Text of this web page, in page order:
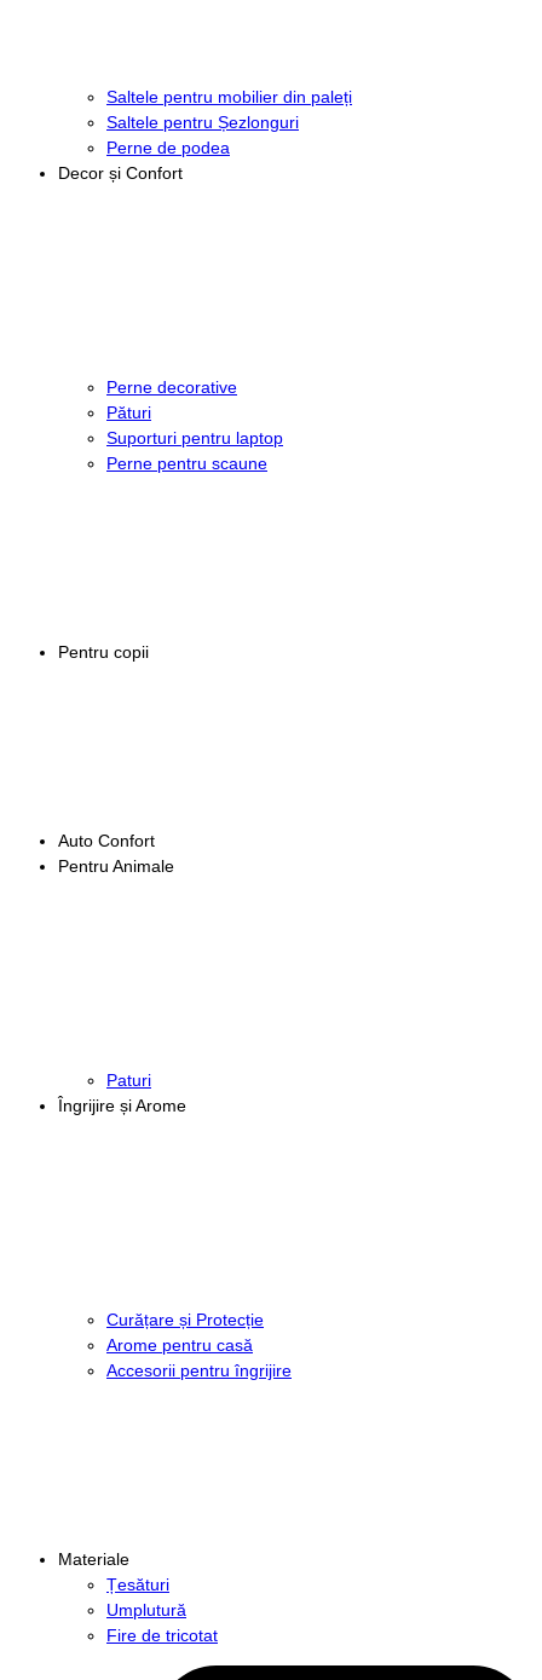
Saltele pentru mobilier din paleți
Saltele pentru Șezlonguri
Perne de podea
Decor și Confort
Perne decorative
Pături
Suporturi pentru laptop
Perne pentru scaune
Pentru copii
Auto Confort
Pentru Animale
Paturi
Îngrijire și Arome
Curățare și Protecție
Arome pentru casă
Accesorii pentru îngrijire
Materiale
Țesături
Umplutură
Fire de tricotat